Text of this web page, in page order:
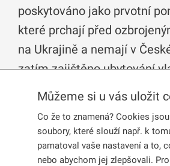
Můžeme si u vás uložit
Co že to znamená? Cookies
soubory, které slouží např. k
pamatoval vaše nastavení a to,
nebo abychom jej zlepšovali.
poskytováno jako prvotní
které prchají před
na Ukrajině a nemají v
zatím zajištěno ubytování
humanitárního ubytování ke
informacím o změnách je
tento článek .